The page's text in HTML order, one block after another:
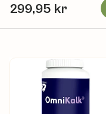
299,95 kr